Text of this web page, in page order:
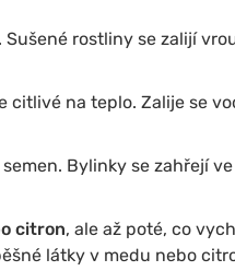
rostliny se zalijí
citlivé na teplo. Zalije se
Bylinky se zahřejí
citron, ale až poté, co
látky v medu nebo